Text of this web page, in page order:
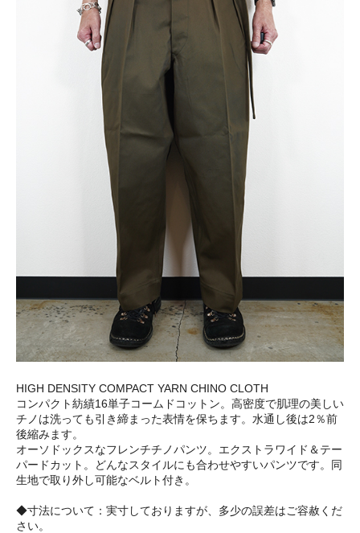
HIGH DENSITY COMPACT YARN CHINO CLOTH
コンパクト紡績16単子コームドコットン。高密度で肌理の美しい
チノは洗っても引き締まった表情を保ちます。水通し後は2％前
後縮みます。
オーソドックスなフレンチチノパンツ。エクストラワイド＆テー
パードカット。どんなスタイルにも合わせやすいパンツです。同
生地で取り外し可能なベルト付き。
◆寸法について：実寸しておりますが、多少の誤差はご容赦くだ
さい。